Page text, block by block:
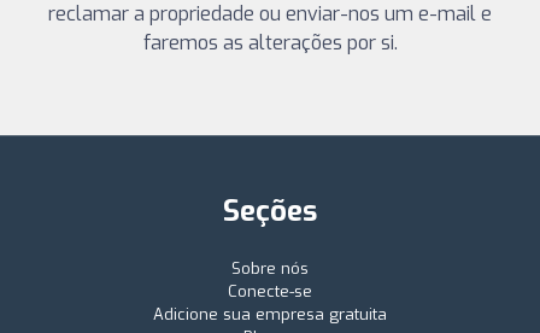
reclamar a propriedade ou enviar-nos um e-mail e
faremos as alterações por si.
Seções
Sobre nós
Conecte-se
Adicione sua empresa gratuita